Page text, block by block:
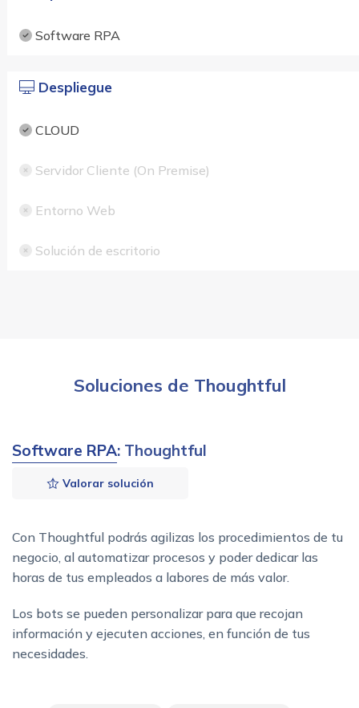
Software RPA
Despliegue
CLOUD
Servidor Cliente (On Premise)
Entorno Web
Solución de escritorio
Soluciones de Thoughtful
Software RPA: Thoughtful
Valorar solución
Con Thoughtful podrás agilizas los procedimientos de tu
negocio, al automatizar procesos y poder dedicar las
horas de tus empleados a labores de más valor.
Los bots se pueden personalizar para que recojan
información y ejecuten acciones, en función de tus
necesidades.